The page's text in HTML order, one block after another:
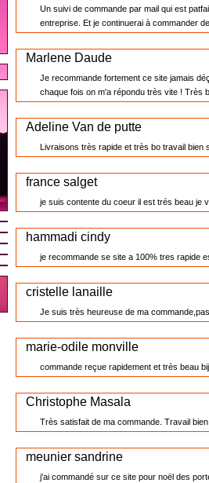
Un suivi de commande par mail qui est
entreprise. Et je continuerai à commander
Marlene Daude
Je recommande fortement ce site jamais
chaque fois on m'a répondu très vite ! Très
Adeline Van de putte
Livraisons très rapide et très bo travail bien
france salget
je suis contente du coeur il est trés beau je
hammadi cindy
je recommande se site a 100% tres rapide
cristelle lanaille
Je suis très heureuse de ma commande,pas
marie-odile monville
commande reçue rapidement et très beau
Christophe Masala
Très satisfait de ma commande. Travail
meunier sandrine
j'ai commandé sur ce site pour noël des